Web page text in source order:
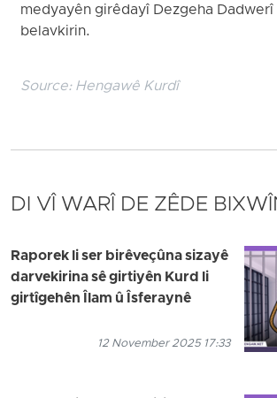
medyayên girêdayî Dezgeha
belavkirin.
Source: Hengawê Kurdî
DI VÎ WARÎ DE ZÊDE
Raporek li ser birêveçûna sizayê
darvekirina sê girtiyên Kurd li
girtîgehên Îlam û Îsferaynê
12 November 2025 17:33